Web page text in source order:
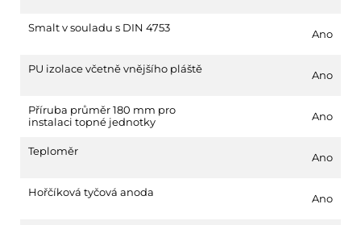
Smalt v souladu s DIN 4753 Ano
PU izolace včetně vnějšího pláště Ano
Příruba průměr 180 mm pro
instalaci topné jednotky
Ano
Teploměr Ano
Hořčíková tyčová anoda Ano